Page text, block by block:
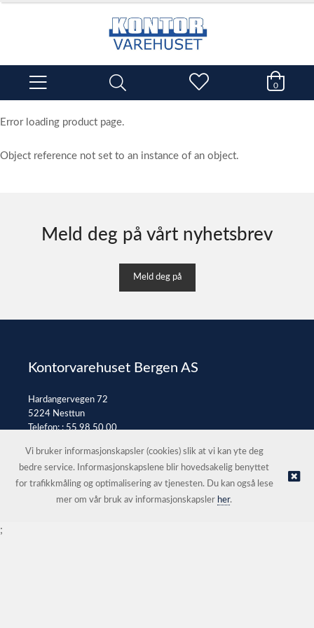
0
Error loading product page.
Object reference not set to an instance of an object.
Meld deg på vårt nyhetsbrev
Meld deg på
Kontorvarehuset Bergen AS
Hardangervegen 72
5224 Nesttun
Telefon: :55 98 50 00
© Kontorvarehuset Bergen AS |Nettbutikk levert av Kréatif
Vi bruker informasjonskapsler (cookies) slik at vi kan yte deg
bedre service. Informasjonskapslene blir hovedsakelig benyttet
for trafikkmåling og optimalisering av tjenesten. Du kan også lese
mer om vår bruk av informasjonskapsler her.
;